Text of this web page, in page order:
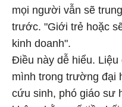
mọi người vẫn sẽ
trước. "Giới trẻ hoặc
kinh doanh".
Điều này dễ hiểu.
mình trong trường đại
cứu sinh, phó giáo sư